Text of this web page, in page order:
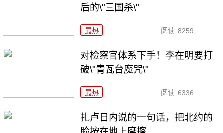
后的\"三国杀\"
最热 阅读 8259
对检察官体系下手！李在明要打
破\"青瓦台魔咒\"
最热 阅读 6336
扎卢日内说的一句话，把北约的